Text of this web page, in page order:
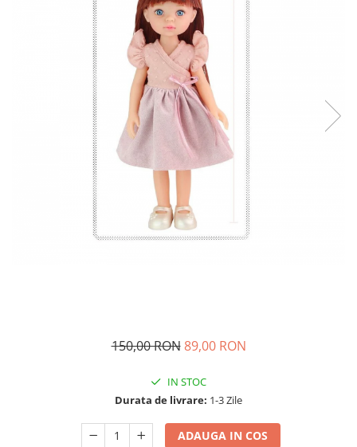
150,00 RON 89,00 RON
IN STOC
Durata de livrare: 1-3 Zile
ADAUGA IN COS